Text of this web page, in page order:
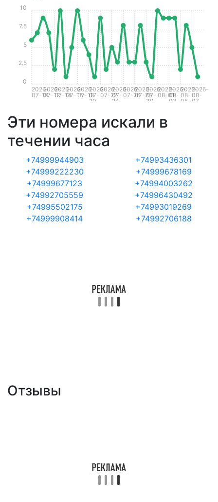
2026-
07-10
2026-
07-12
2026-
07-14
2026-
07-16
2026-
07-18
2026-
07-
20
2026-
07-22
2026-
07-
24
2026-
07-26
2026-
07-28
2026-
07-
30
2026-
08-01
2026-
08-
03
2026-
08-
05
2026-
08-
07
0
2.5
5
7.5
10
Эти номера искали в
течении часа
+74999944903
+74993436301
+74999222230
+74999678169
+74999677123
+74994003262
+74992705559
+74996430492
+74995502175
+74993019269
+74999908414
+74992706188
Отзывы